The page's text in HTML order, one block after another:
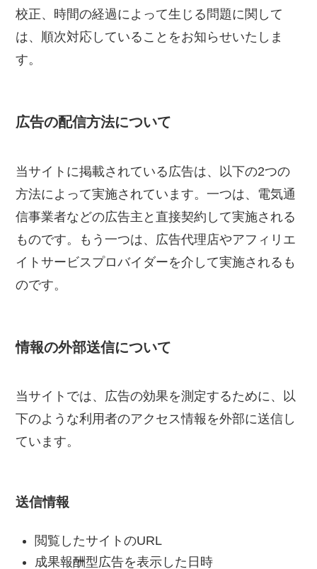
校正、時間の経過によって生じる問題に関して
は、順次対応していることをお知らせいたしま
す。
広告の配信方法について
当サイトに掲載されている広告は、以下の2つの
方法によって実施されています。一つは、電気通
信事業者などの広告主と直接契約して実施される
ものです。もう一つは、広告代理店やアフィリエ
イトサービスプロバイダーを介して実施されるも
のです。
情報の外部送信について
当サイトでは、広告の効果を測定するために、以
下のような利用者のアクセス情報を外部に送信し
ています。
送信情報
閲覧したサイトのURL
成果報酬型広告を表示した日時